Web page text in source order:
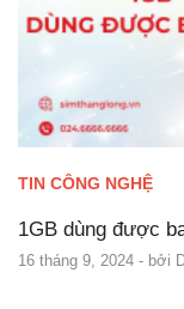
TIN CÔNG NGHỆ
1GB dùng được
16 tháng 9, 2024 - bởi